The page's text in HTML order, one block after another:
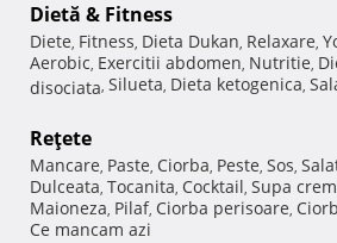
Dietă & Fitness
Diete, Fitness, Dieta Dukan, Relaxare,
Aerobic, Exercitii abdomen, Nutritie,
disociata, Silueta, Dieta ketogenica,
Reţete
Mancare, Paste, Ciorba, Peste, Sos,
Dulceata, Tocanita, Cocktail, Supa
Maioneza, Pilaf, Ciorba perisoare,
Ce mancam azi